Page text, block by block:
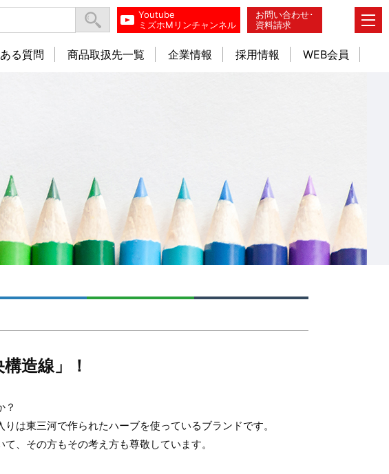
お問い合わせ･
資料請求
Youtube
ミズホMリンチャンネル
る質問 商品取扱先一覧 企業情報 採用情報 WEB会員
造線」！
？
は東三河で作られたハーブを使っているブランドです。
、その方もその考え方も尊敬しています。